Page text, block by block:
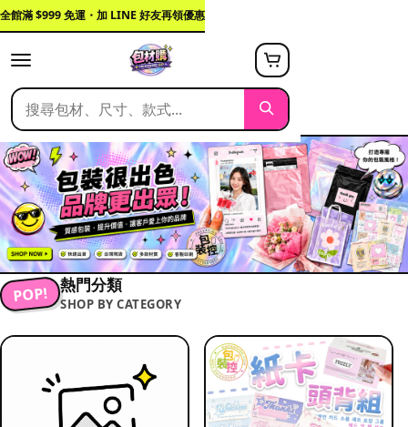
全館滿 $999 免運・加 LINE 好友再領優惠
POP! 熱門分類
SHOP BY CATEGORY